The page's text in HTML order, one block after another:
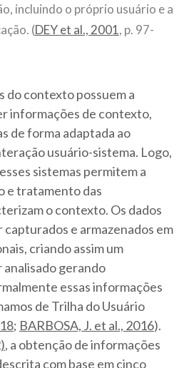
incluindo o próprio usuário e a
(DEY et al., 2001, p. 97-
do contexto possuem a
informações de contexto,
de forma adaptada ao
usuário-sistema. Logo,
sistemas permitem a
e tratamento das
o contexto. Os dados
e armazenados em
criando assim um
analisado gerando
essas informações
de Trilha do Usuário
; BARBOSA, J. et al., 2016).
, a obtenção de informações
com base em cinco